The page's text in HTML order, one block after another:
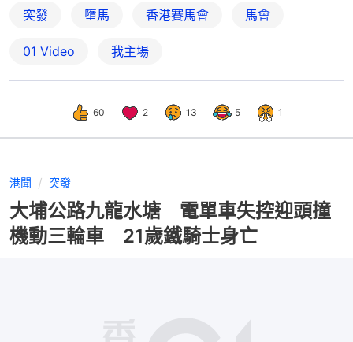
突發 墮馬 香港賽馬會 馬會
01 Video 我主場
60 2 13 5 1
港聞 突發
大埔公路九龍水塘 電單車失控迎頭撞
機動三輪車 21歲鐵騎士身亡